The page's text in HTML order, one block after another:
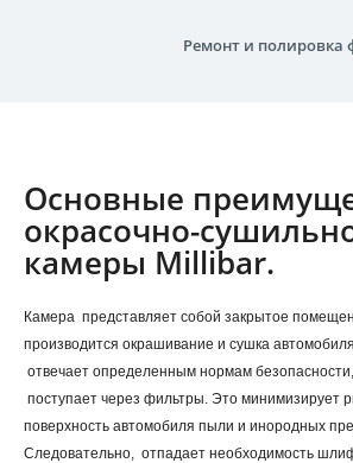
Ремонт и полировка
Основные
окрасочно-
камеры Millibar.
Камера представляет собой закрытое
производится окрашивание и сушка
отвечает определенным нормам безопасности,
поступает через фильтры. Это минимизирует
поверхность автомобиля пыли и инородных
Следовательно, отпадает необходимость